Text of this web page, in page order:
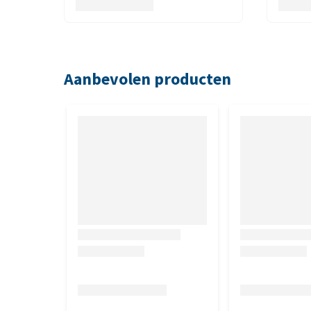
Vol Omega 3-vetzuren en vleeseiwitten ter
Met laag-glycemische havergrutten voor een
Aanbevolen producten